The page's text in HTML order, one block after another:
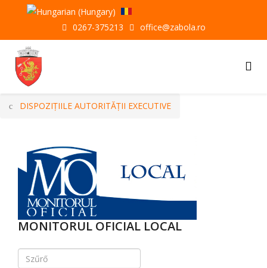
0267-375213 office@zabola.ro
DISPOZIȚIILE AUTORITĂȚII EXECUTIVE
MONITORUL OFICIAL LOCAL